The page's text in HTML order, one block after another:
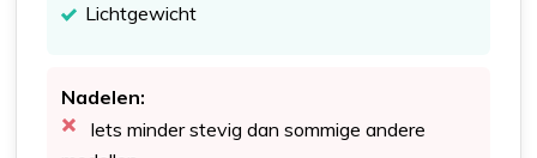
Lichtgewicht
Nadelen:
Iets minder stevig dan sommige andere